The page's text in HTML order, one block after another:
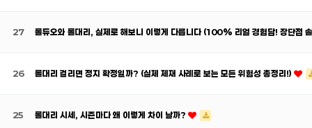
27 롤듀오와 롤대리, 실제로 해보니 이렇게 다릅니다 (100% 리얼 경험담! 장단점
26 롤대리 걸리면 정지 확정일까? (실제 제재 사례로 보는 모든 위험성 총정리!)
25 롤대리 시세, 시즌마다 왜 이렇게 차이 날까?